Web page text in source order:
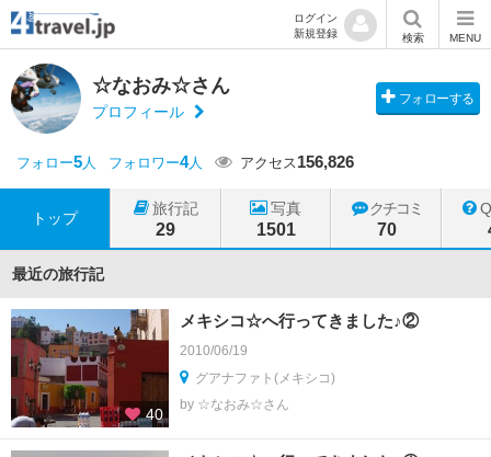
ログイン
新規登録
検索 MENU
☆なおみ☆さん
プロフィール
フォローする
フォロー5人 フォロワー4人 アクセス156,826
トップ
旅行記
29
写真
1501
クチコミ
70
最近の旅行記
40
メキシコ☆へ行ってきました♪②
2010/06/19
グアナファト(メキシコ)
by ☆なおみ☆さん